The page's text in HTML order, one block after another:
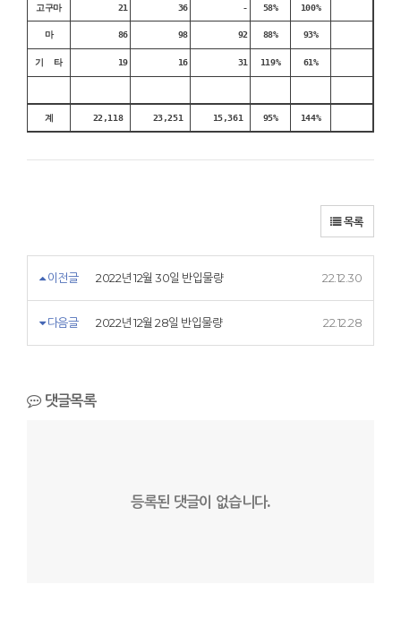
고구마 21 36 - 58% 100%
마 86 98 92 88% 93%
기 타 19 16 31 119% 61%
계 22,118 23,251 15,361 95% 144%
목록
이전글 2022년 12월 30일 반입물량 22.12.30
다음글 2022년 12월 28일 반입물량 22.12.28
댓글목록
등록된 댓글이 없습니다.